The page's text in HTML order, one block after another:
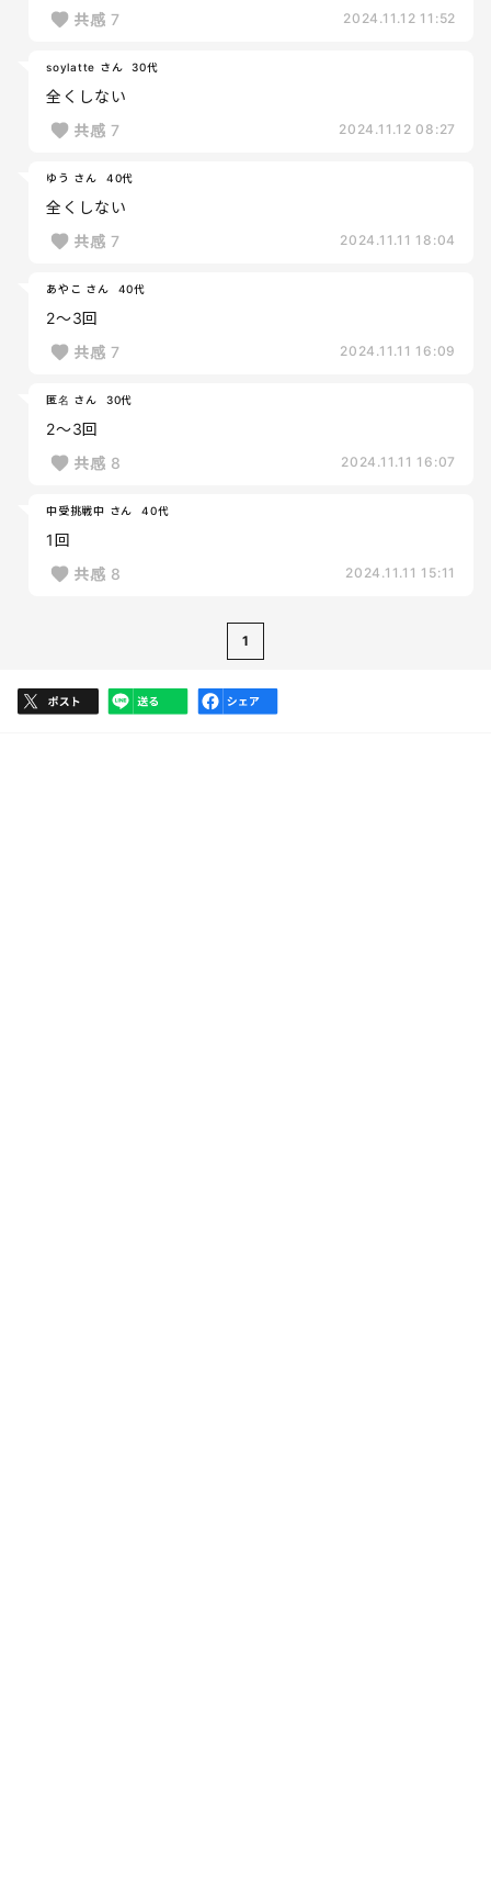
共感 7 2024.11.12 11:52
soylatte さん 30代
全くしない
共感 7 2024.11.12 08:27
ゆう さん 40代
全くしない
共感 7 2024.11.11 18:04
あやこ さん 40代
2～3回
共感 7 2024.11.11 16:09
匿名 さん 30代
2～3回
共感 8 2024.11.11 16:07
中受挑戦中 さん 40代
1回
共感 8 2024.11.11 15:11
1